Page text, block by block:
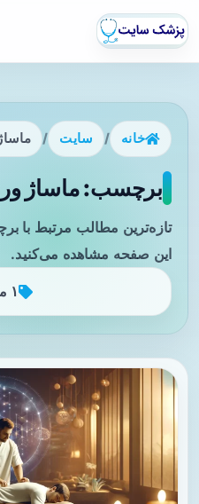
خانه / سایت /
برچسب: ماساژ
تازه‌ترین مطالب مرتبط با
این صفحه مشاهده می‌کنید.
۱ مطلب